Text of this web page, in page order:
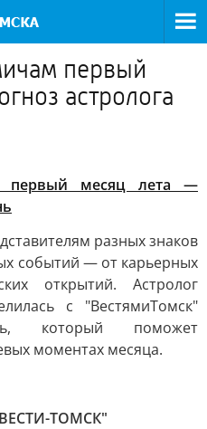
первый
астролога
первый месяц лета —
разных знаков
событий — от карьерных
открытий. Астролог
с "ВестямиТомск"
который поможет
моментах месяца.
ТОМСК"